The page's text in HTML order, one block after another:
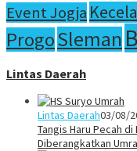
Event Jogja
ProgoSleman
Lintas Daerah
Lintas Daerah03/08/
Tangis Haru Pecah
Diberangkatkan